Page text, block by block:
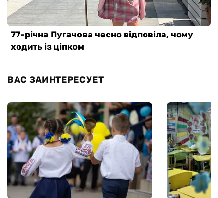
ВАС ЗАИНТЕРЕСУЕТ